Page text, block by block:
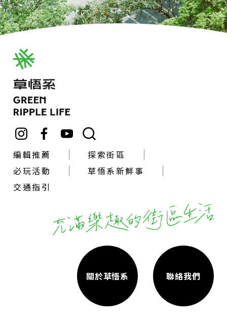
編輯推薦
探索街區
必玩活動
草悟系新鮮事
交通指引
關於草悟系 聯絡我們